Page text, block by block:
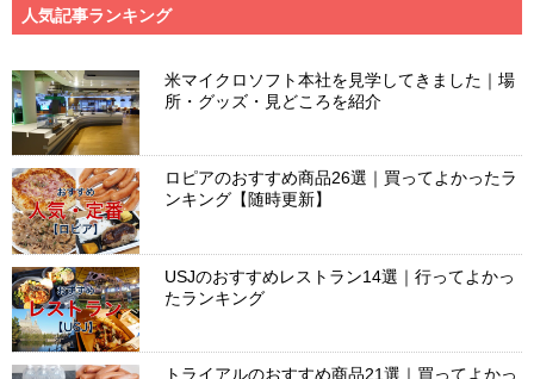
人気記事ランキング
米マイクロソフト本社を見学してきました｜場
所・グッズ・見どころを紹介
ロピアのおすすめ商品26選｜買ってよかったラ
ンキング【随時更新】
USJのおすすめレストラン14選｜行ってよかっ
たランキング
トライアルのおすすめ商品21選｜買ってよかっ